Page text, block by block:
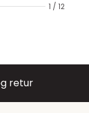
1 / 12
retur